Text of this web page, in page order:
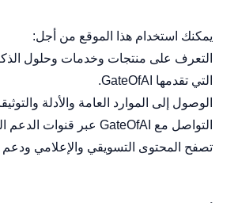
يمكنك استخدام هذا الموقع من أجل:
التعرف على منتجات وخدمات وحلول
التي تقدمها GateOfAI.
الوصول إلى الموارد العامة والأدلة
التواصل مع GateOfAI عبر قنوات الدعم الرسمية.
تصفح المحتوى التسويقي والإعلامي ودعم